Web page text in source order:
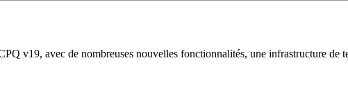
v19, avec de nombreuses nouvelles fonctionnalités, une infrastructure de